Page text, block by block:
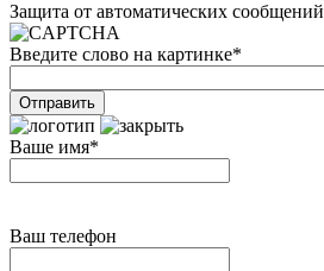
Защита от автоматических сообщений
Введите слово на картинке*
Ваше имя*
Ваш телефон